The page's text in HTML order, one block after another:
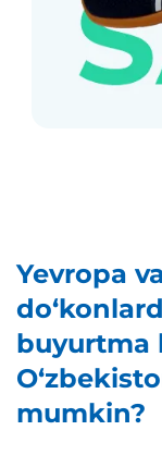
Yevropa
buyurtma
mumkin?